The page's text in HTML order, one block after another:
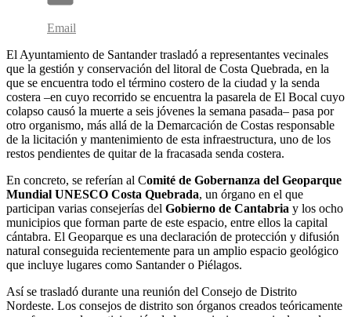
Email
El Ayuntamiento de Santander trasladó a representantes vecinales
que la gestión y conservación del litoral de Costa Quebrada, en la
que se encuentra todo el término costero de la ciudad y la senda
costera –en cuyo recorrido se encuentra la pasarela de El Bocal cuyo
colapso causó la muerte a seis jóvenes la semana pasada– pasa por
otro organismo, más allá de la Demarcación de Costas responsable
de la licitación y mantenimiento de esta infraestructura, uno de los
restos pendientes de quitar de la fracasada senda costera.
En concreto, se referían al Comité de Gobernanza del Geoparque
Mundial UNESCO Costa Quebrada, un órgano en el que
participan varias consejerías del Gobierno de Cantabria y los ocho
municipios que forman parte de este espacio, entre ellos la capital
cántabra. El Geoparque es una declaración de protección y difusión
natural conseguida recientemente para un amplio espacio geológico
que incluye lugares como Santander o Piélagos.
Así se trasladó durante una reunión del Consejo de Distrito
Nordeste. Los consejos de distrito son órganos creados teóricamente